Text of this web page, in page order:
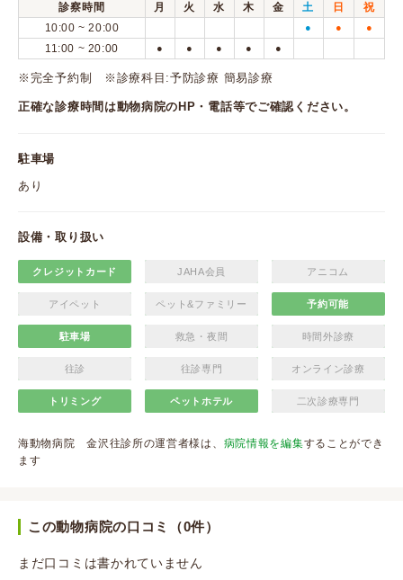
診察時間 月 火 水 木 金 土 日
祝
10:00 ~ 20:00
● ● ●
11:00 ~ 20:00 ● ● ● ● ●
※完全予約制 ※診療科目:予防診療 簡易診療
正確な診療時間は動物病院のHP・電話等でご確認ください。
駐車場
あり
設備・取り扱い
クレジットカード JAHA会員 アニコム
アイペット ペット&ファミリー 予約可能
駐車場 救急・夜間 時間外診療
往診 往診専門 オンライン診療
トリミング ペットホテル 二次診療専門
海動物病院 金沢往診所の運営者様は、 病院情報を編集することができ
ます
この動物病院の口コミ（0件）
まだ口コミは書かれていません